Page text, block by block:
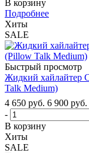
В корзину
Подробнее
Хиты
SALE
Быстрый просмотр
Жидкий хайлайтер
Talk Medium)
4 650 руб. 6 900 руб.
-
В корзину
Хиты
SALE